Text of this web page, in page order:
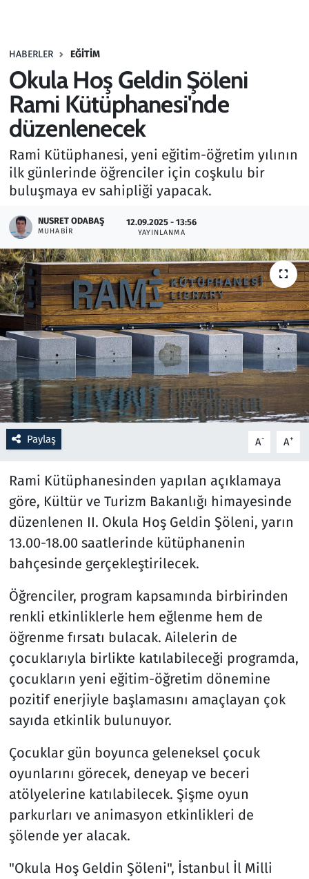
HABERLER EĞITIM
Okula Hoş Geldin Şöleni
Rami Kütüphanesi'nde
düzenlenecek
Rami Kütüphanesi, yeni eğitim-öğretim yılının
ilk günlerinde öğrenciler için coşkulu bir
buluşmaya ev sahipliği yapacak.
NUSRET ODABAŞ
MUHABIR
12.09.2025 - 13:56
YAYINLANMA
Paylaş A- A+
Rami Kütüphanesinden yapılan açıklamaya
göre, Kültür ve Turizm Bakanlığı himayesinde
düzenlenen II. Okula Hoş Geldin Şöleni, yarın
13.00-18.00 saatlerinde kütüphanenin
bahçesinde gerçekleştirilecek.
Öğrenciler, program kapsamında birbirinden
renkli etkinliklerle hem eğlenme hem de
öğrenme fırsatı bulacak. Ailelerin de
çocuklarıyla birlikte katılabileceği programda,
çocukların yeni eğitim-öğretim dönemine
pozitif enerjiyle başlamasını amaçlayan çok
sayıda etkinlik bulunuyor.
Çocuklar gün boyunca geleneksel çocuk
oyunlarını görecek, deneyap ve beceri
atölyelerine katılabilecek. Şişme oyun
parkurları ve animasyon etkinlikleri de
şölende yer alacak.
"Okula Hoş Geldin Şöleni", İstanbul İl Milli
Haber
Kültür Sanat
Kurumsal Haberler
Lezzet Durağı
Memur ve Kamu
Otomobil
Oyun
Ramazan
Resmi İlanlar
Rüya Tabirleri
Sağlık
Savunma Sanayi
Seçim 2023
Spor
Teknoloji ve Bilim
Televizyon